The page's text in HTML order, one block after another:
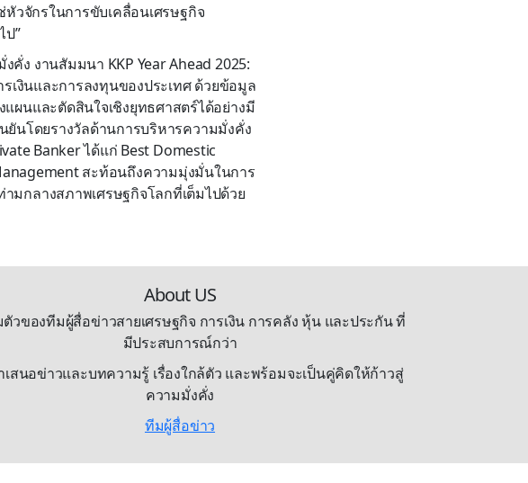
วจักรในการขับเคลื่อนเศรษฐกิจ
ป”
ง งานสัมมนา KKP Year Ahead 2025:
เงินและการลงทุนของประเทศ ด้วยข้อมูล
ผนและตัดสินใจเชิงยุทธศาสตร์ได้อย่างมี
นโดยรางวัลด้านการบริหารความมั่งคั่ง
Banker ได้แก่ Best Domestic
สะท้อนถึงความมุ่งมั่นในการ
มกลางสภาพเศรษฐกิจโลกที่เต็มไปด้วย
About US
ตัวของทีมผู้สื่อข่าวสายเศรษฐกิจ การเงิน การคลัง หุ้น และประกัน ที่
มีประสบการณ์กว่า
เสนอข่าวและบทความรู้ เรื่องใกล้ตัว และพร้อมจะเป็นคู่คิดให้ก้าวสู่
ความมั่งคั่ง
ทีมผู้สื่อข่าว